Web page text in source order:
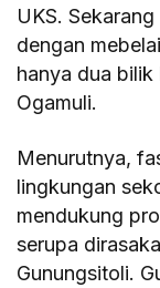
UKS.
dengan
hanya dua bilik
Ogamuli.
Menurutnya,
lingkungan
mendukung
serupa
Gunungsitoli.